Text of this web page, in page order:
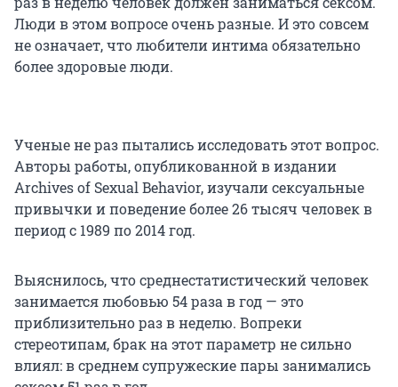
Люди в этом вопросе очень разные. И это совсем
не означает, что любители интима обязательно
более здоровые люди.
Ученые не раз пытались исследовать этот вопрос.
Авторы работы, опубликованной в издании
Archives of Sexual Behavior, изучали сексуальные
привычки и поведение более 26 тысяч человек в
период с 1989 по 2014 год.
Выяснилось, что среднестатистический человек
занимается любовью 54 раза в год — это
приблизительно раз в неделю. Вопреки
стереотипам, брак на этот параметр не сильно
влиял: в среднем супружеские пары занимались